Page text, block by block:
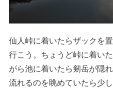
仙人峠に着いたらザックを
行こう。ちょうど峠に着い
がら池に着いたら剱岳が隠
流れるのを眺めていたら少